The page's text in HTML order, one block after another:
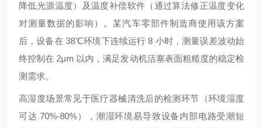
降低光源温度）及温度补偿软件（通过算法修正温度变化
对测量数据的影响）。某汽车零部件制造商使用该方案
后，设备在 38℃环境下连续运行 8 小时，测量误差波动始
终控制在 2μm 以内，满足发动机活塞表面粗糙度的稳定检
测需求。
高湿度场景常见于医疗器械清洗后的检测环节（环境湿度
可达 70%-80%），潮湿环境易导致设备内部电路受潮短